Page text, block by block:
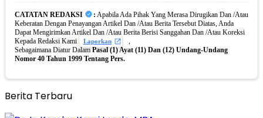
CATATAN REDAKSI : Apabila Ada Pihak Yang Merasa Dirugikan Dan /Atau
Keberatan Dengan Penayangan Artikel Dan /Atau Berita Tersebut Diatas, Anda
Dapat Mengirimkan Artikel Dan /Atau Berita Berisi Sanggahan Dan /Atau Koreksi
Kepada Redaksi Kami
Laporkan
,
Sebagaimana Diatur DalamPasal (1) Ayat (11) Dan (12) Undang-Undang
Nomor 40 Tahun 1999 Tentang Pers.
Berita Terbaru